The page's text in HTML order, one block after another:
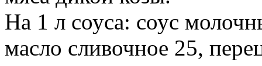
На 1 л соуса: соус
масло сливочное 25,